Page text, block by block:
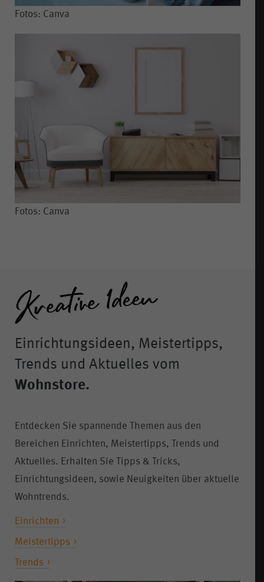
Fotos: Canva
Fotos: Canva
Einrichtungsideen, Meistertipps,
Trends und Aktuelles vom
Wohnstore.
Entdecken Sie spannende Themen aus den
Bereichen Einrichten, Meistertipps, Trends und
Aktuelles. Erhalten Sie Tipps & Tricks,
Einrichtungsideen, sowie Neuigkeiten über aktuelle
Wohntrends.
Einrichten
Meistertipps
Trends